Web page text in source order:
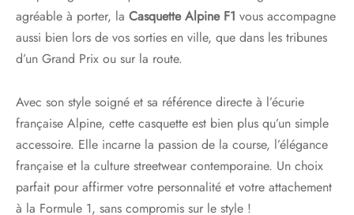
agréable à porter, la Casquette Alpine F1 vous accompagne
aussi bien lors de vos sorties en ville, que dans les tribunes
d’un Grand Prix ou sur la route.
Avec son style soigné et sa référence directe à l’écurie
française Alpine, cette casquette est bien plus qu’un simple
accessoire. Elle incarne la passion de la course, l’élégance
française et la culture streetwear contemporaine. Un choix
parfait pour affirmer votre personnalité et votre attachement
à la Formule 1, sans compromis sur le style !